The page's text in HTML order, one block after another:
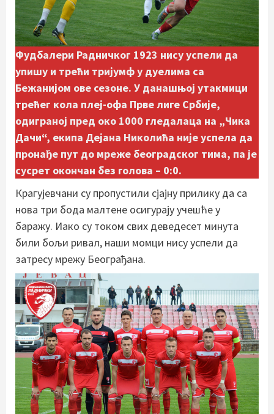
Фудбалери Радничког 1923 нису успели да
упишу и трећи тријумф у дуелима са
Бежанијом ове сезоне. У данашњој утакмици
трећег кола плеј-офа Прве лиге Србије,
одиграној пред око 1000 гледалаца на „Чика
Дачи“, екипа Дејана Николића није успела да
пронађе пут до мреже београдског тима, па је
сусрет окончан без голова – 0:0.
Крагујевчани су пропустили сјајну прилику да са
нова три бода малтене осигурају учешће у
баражу. Иако су током свих деведесет минута
били бољи ривал, наши момци нису успели да
затресу мрежу Београђана.